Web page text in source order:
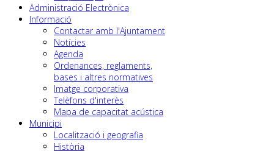
Administració Electrònica
Informació
Contactar amb l'Ajuntament
Notícies
Agenda
Ordenances, reglaments,
bases i altres normatives
Imatge corporativa
Telèfons d'interès
Mapa de capacitat acústica
Municipi
Localització i geografia
Història